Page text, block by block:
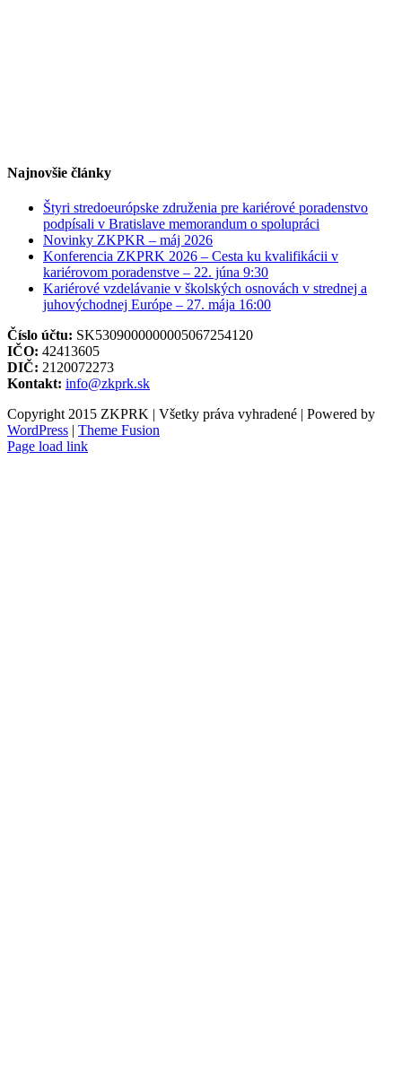
Najnovšie články
Štyri stredoeurópske združenia pre kariérové poradenstvo
podpísali v Bratislave memorandum o spolupráci
Novinky ZKPKR – máj 2026
Konferencia ZKPRK 2026 – Cesta ku kvalifikácii v
kariérovom poradenstve – 22. júna 9:30
Kariérové vzdelávanie v školských osnovách v strednej a
juhovýchodnej Európe – 27. mája 16:00
Číslo účtu: SK5309000000005067254120
IČO: 42413605
DIČ: 2120072273
Kontakt: info@zkprk.sk
Copyright 2015 ZKPRK | Všetky práva vyhradené | Powered by
WordPress | Theme Fusion
Page load link